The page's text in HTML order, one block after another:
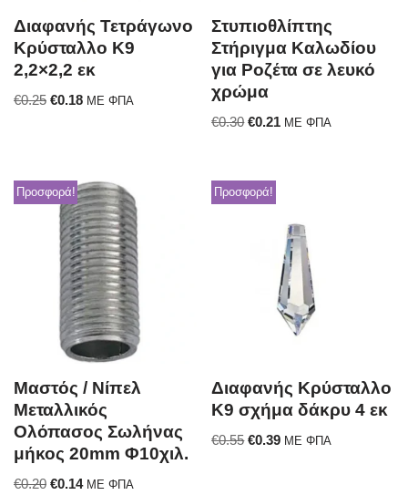
Διαφανής Τετράγωνο
Κρύσταλλο Κ9
2,2×2,2 εκ
€0.25 €0.18 ΜΕ ΦΠΑ
Στυπιοθλίπτης
Στήριγμα Καλωδίου
για Ροζέτα σε λευκό
χρώμα
€0.30 €0.21 ΜΕ ΦΠΑ
Προσφορά!
Μαστός / Νίπελ
Μεταλλικός
Ολόπασος Σωλήνας
μήκος 20mm Φ10χιλ.
€0.20 €0.14 ΜΕ ΦΠΑ
Προσφορά!
Διαφανής Κρύσταλλο
Κ9 σχήμα δάκρυ 4 εκ
€0.55 €0.39 ΜΕ ΦΠΑ